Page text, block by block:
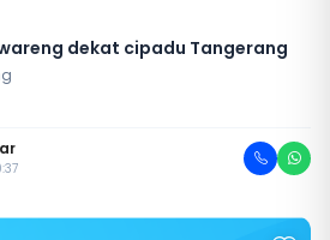
dekat cipadu Tangerang